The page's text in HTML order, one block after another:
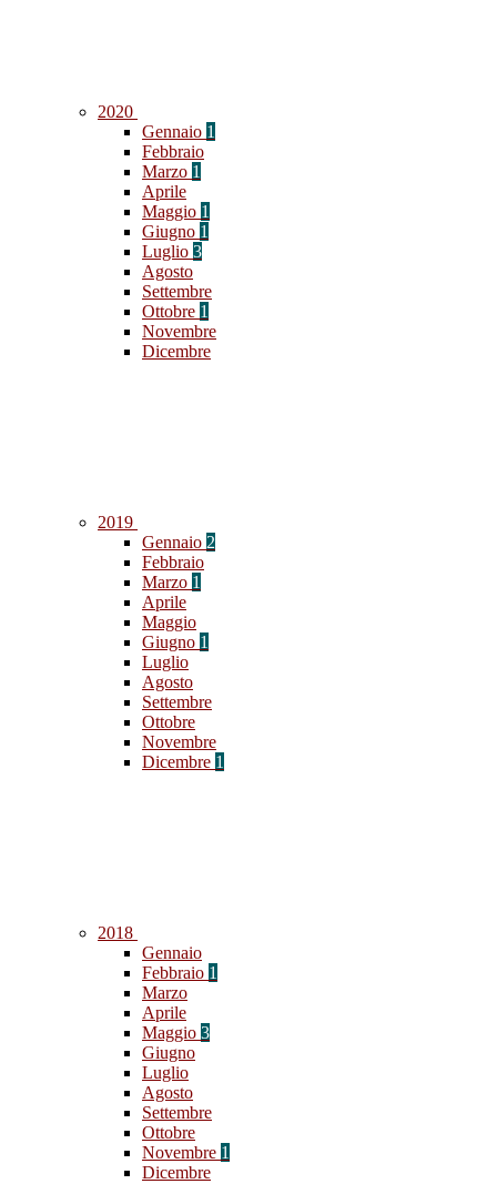
2020
Gennaio 1
Febbraio
Marzo 1
Aprile
Maggio 1
Giugno 1
Luglio 3
Agosto
Settembre
Ottobre 1
Novembre
Dicembre
2019
Gennaio 2
Febbraio
Marzo 1
Aprile
Maggio
Giugno 1
Luglio
Agosto
Settembre
Ottobre
Novembre
Dicembre 1
2018
Gennaio
Febbraio 1
Marzo
Aprile
Maggio 3
Giugno
Luglio
Agosto
Settembre
Ottobre
Novembre 1
Dicembre